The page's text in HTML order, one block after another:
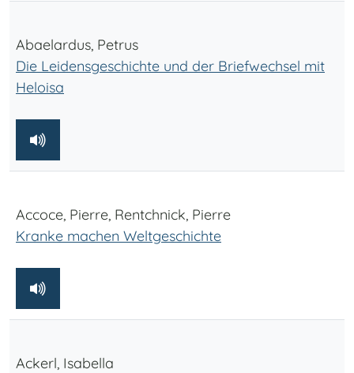
Abaelardus, Petrus
Die Leidensgeschichte und der Briefwechsel mit
Heloisa
Accoce, Pierre, Rentchnick, Pierre
Kranke machen Weltgeschichte
Ackerl, Isabella